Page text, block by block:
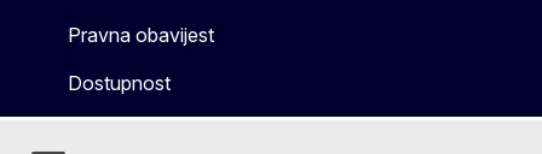
Pravna obavijest
Dostupnost